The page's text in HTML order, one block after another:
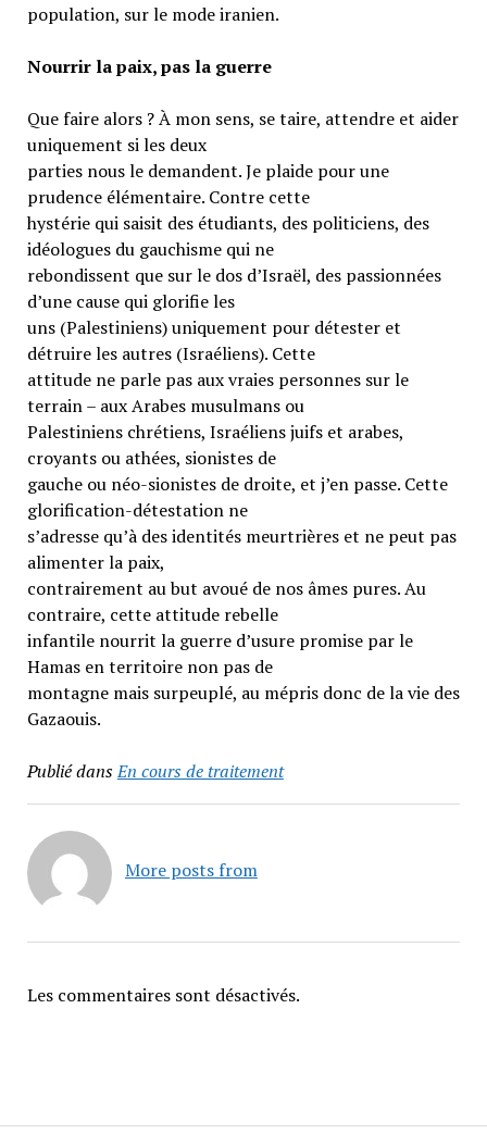
population, sur le mode iranien.
Nourrir la paix, pas la guerre
Que faire alors ? À mon sens, se taire, attendre et aider
uniquement si les deux
parties nous le demandent. Je plaide pour une
prudence élémentaire. Contre cette
hystérie qui saisit des étudiants, des politiciens, des
idéologues du gauchisme qui ne
rebondissent que sur le dos d’Israël, des passionnées
d’une cause qui glorifie les
uns (Palestiniens) uniquement pour détester et
détruire les autres (Israéliens). Cette
attitude ne parle pas aux vraies personnes sur le
terrain – aux Arabes musulmans ou
Palestiniens chrétiens, Israéliens juifs et arabes,
croyants ou athées, sionistes de
gauche ou néo-sionistes de droite, et j’en passe. Cette
glorification-détestation ne
s’adresse qu’à des identités meurtrières et ne peut pas
alimenter la paix,
contrairement au but avoué de nos âmes pures. Au
contraire, cette attitude rebelle
infantile nourrit la guerre d’usure promise par le
Hamas en territoire non pas de
montagne mais surpeuplé, au mépris donc de la vie des
Gazaouis.
Publié dansEn cours de traitement
More posts from
Les commentaires sont désactivés.